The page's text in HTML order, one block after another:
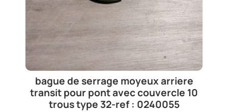
bague de serrage moyeux arriere
transit pour pont avec couvercle 10
trous type 32-ref : 0240055